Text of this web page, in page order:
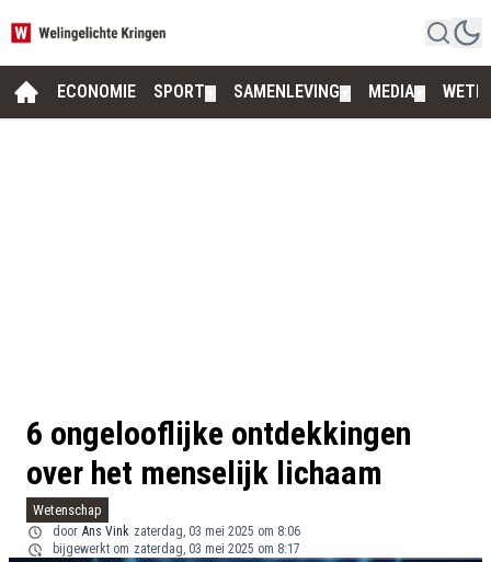
ECONOMIE SPORT SAMENLEVING MEDIA
6 ongelooflijke ontdekkingen
over het menselijk lichaam
Wetenschap
door Ans Vink zaterdag, 03 mei 2025 om 8:06
bijgewerkt om zaterdag, 03 mei 2025 om 8:17